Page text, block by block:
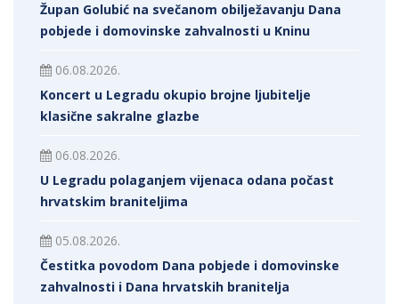
Župan Golubić na svečanom obilježavanju Dana
pobjede i domovinske zahvalnosti u Kninu
06.08.2026.
Koncert u Legradu okupio brojne ljubitelje
klasične sakralne glazbe
06.08.2026.
U Legradu polaganjem vijenaca odana počast
hrvatskim braniteljima
05.08.2026.
Čestitka povodom Dana pobjede i domovinske
zahvalnosti i Dana hrvatskih branitelja